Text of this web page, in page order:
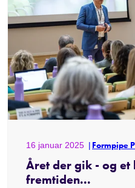
16 januar 2025 Formpipe
Året der gik - og et
fremtiden...